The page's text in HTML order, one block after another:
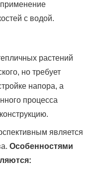
применение
с водой.
растений
но требует
напора, а
процесса
является
Особенностями